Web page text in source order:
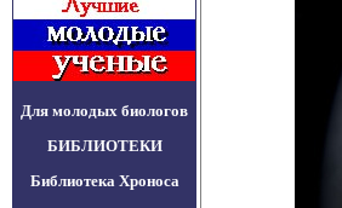
Для молодых биологов
БИБЛИОТЕКИ
Библиотека Хроноса